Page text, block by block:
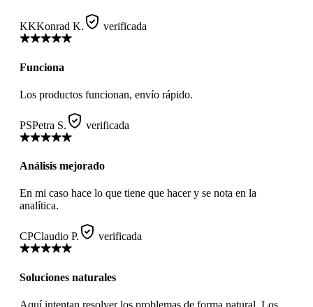
KKKonrad K. verificada
Funciona
Los productos funcionan, envío rápido.
PSPetra S. verificada
Análisis mejorado
En mi caso hace lo que tiene que hacer y se nota en la
analítica.
CPClaudio P. verificada
Soluciones naturales
Aquí intentan resolver los problemas de forma natural. Los